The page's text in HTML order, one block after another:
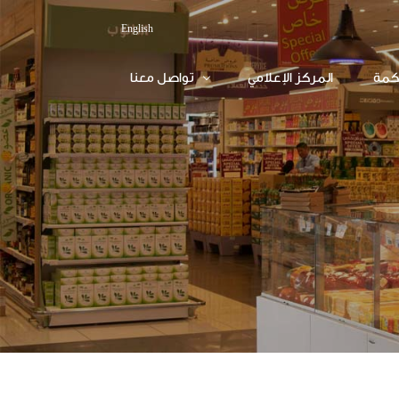
English
المركز الإعلامي تواصل معنا